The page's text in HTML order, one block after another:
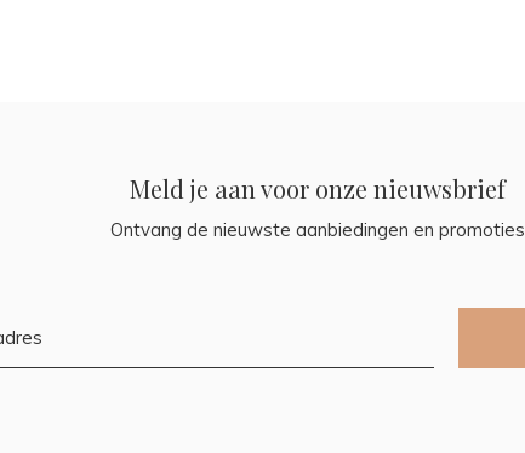
Meld je aan voor onze nieuwsbrief
Ontvang de nieuwste aanbiedingen en promoties